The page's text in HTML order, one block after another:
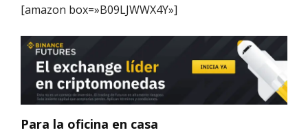
[amazon box=»B09LJWWX4Y»]
Para la oficina en casa